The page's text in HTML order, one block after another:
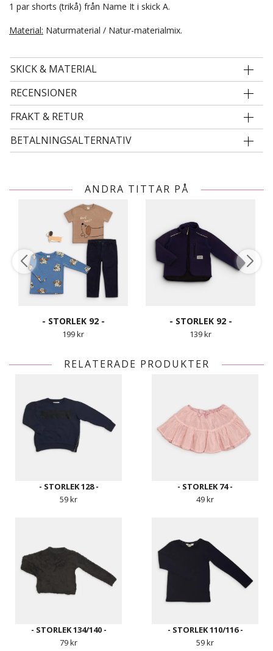
1 par shorts (trikå) från Name It i skick A.
Material: Naturmaterial / Natur-materialmix.
SKICK & MATERIAL
RECENSIONER
FRAKT & RETUR
BETALNINGSALTERNATIV
ANDRA TITTAR PÅ
- STORLEK 92 -
199 kr
- STORLEK 92 -
139 kr
RELATERADE PRODUKTER
- STORLEK 128 -
59 kr
- STORLEK 74 -
49 kr
- STORLEK 134/140 -
79 kr
- STORLEK 110/116 -
59 kr